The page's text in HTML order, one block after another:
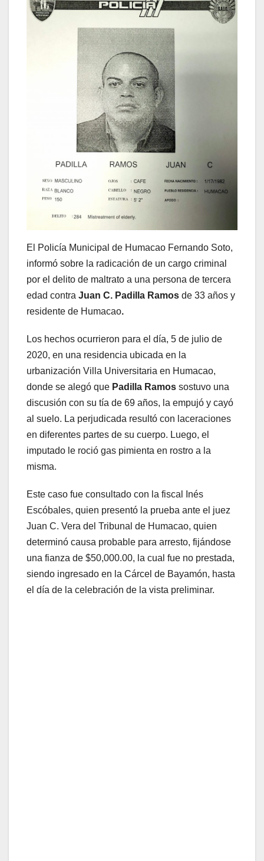
El Policía Municipal de Humacao Fernando Soto,
informó sobre la radicación de un cargo criminal
por el delito de maltrato a una persona de tercera
edad contra Juan C. Padilla Ramos de 33 años y
residente de Humacao.
Los hechos ocurrieron para el día, 5 de julio de
2020, en una residencia ubicada en la
urbanización Villa Universitaria en Humacao,
donde se alegó que Padilla Ramos sostuvo una
discusión con su tía de 69 años, la empujó y cayó
al suelo. La perjudicada resultó con laceraciones
en diferentes partes de su cuerpo. Luego, el
imputado le roció gas pimienta en rostro a la
misma.
Este caso fue consultado con la fiscal Inés
Escóbales, quien presentó la prueba ante el juez
Juan C. Vera del Tribunal de Humacao, quien
determinó causa probable para arresto, fijándose
una fianza de $50,000.00, la cual fue no prestada,
siendo ingresado en la Cárcel de Bayamón, hasta
el día de la celebración de la vista preliminar.